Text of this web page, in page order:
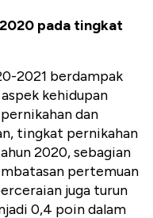
pada tingkat
2021 berdampak
kehidupan
dan
tingkat pernikahan
2020, sebagian
pertemuan
juga turun
0,4 poin dalam